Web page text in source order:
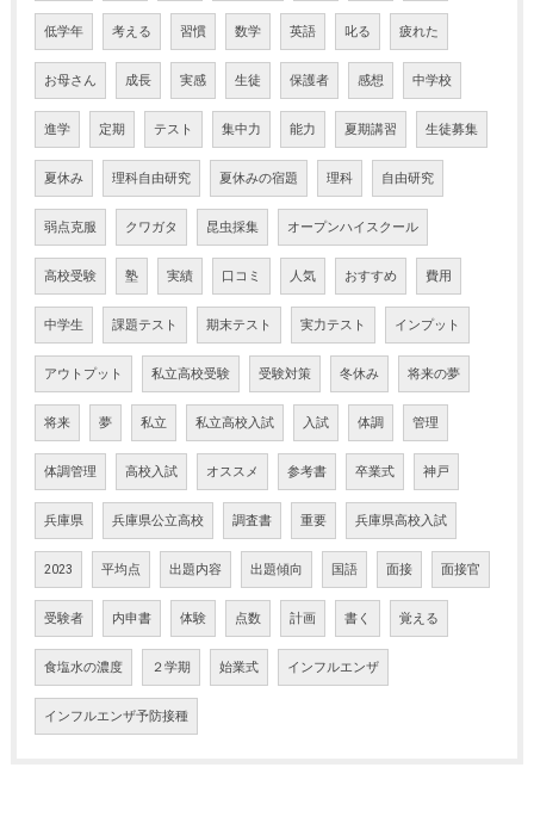
低学年 考える 習慣 数学 英語 叱る 疲れた
お母さん 成長 実感 生徒 保護者 感想 中学校
進学 定期 テスト 集中力 能力 夏期講習 生徒募集
夏休み 理科自由研究 夏休みの宿題 理科 自由研究
弱点克服 クワガタ 昆虫採集 オープンハイスクール
高校受験 塾 実績 口コミ 人気 おすすめ 費用
中学生 課題テスト 期末テスト 実力テスト インプット
アウトプット 私立高校受験 受験対策 冬休み 将来の夢
将来 夢 私立 私立高校入試 入試 体調 管理
体調管理 高校入試 オススメ 参考書 卒業式 神戸
兵庫県 兵庫県公立高校 調査書 重要 兵庫県高校入試
2023 平均点 出題内容 出題傾向 国語 面接 面接官
受験者 内申書 体験 点数 計画 書く 覚える
食塩水の濃度 ２学期 始業式 インフルエンザ
インフルエンザ予防接種